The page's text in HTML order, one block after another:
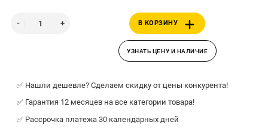
В КОРЗИНУ
УЗНАТЬ ЦЕНУ И НАЛИЧИЕ
✅ Нашли дешевле? Сделаем скидку от цены конкурента!
✅ Гарантия 12 месяцев на все категории товара!
✅ Рассрочка платежа 30 календарных дней